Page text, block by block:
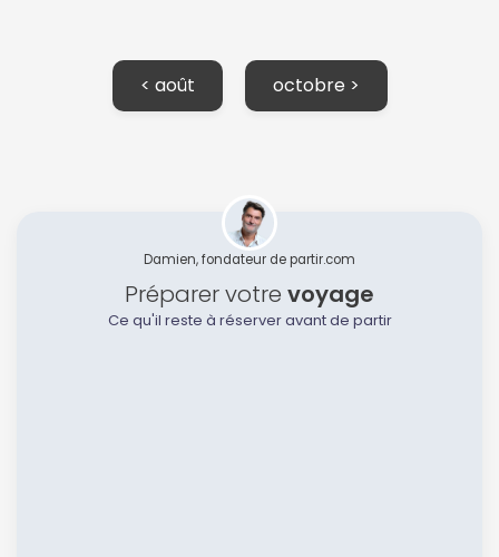
< août octobre >
Damien, fondateur de partir.com
Préparer votre voyage
Ce qu'il reste à réserver avant de partir